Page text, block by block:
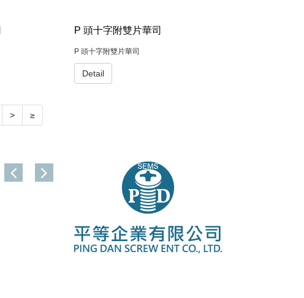
P 頭十字附雙片華司
P 頭十字附雙片華司
Detail
> ≥
FACTORY INFO